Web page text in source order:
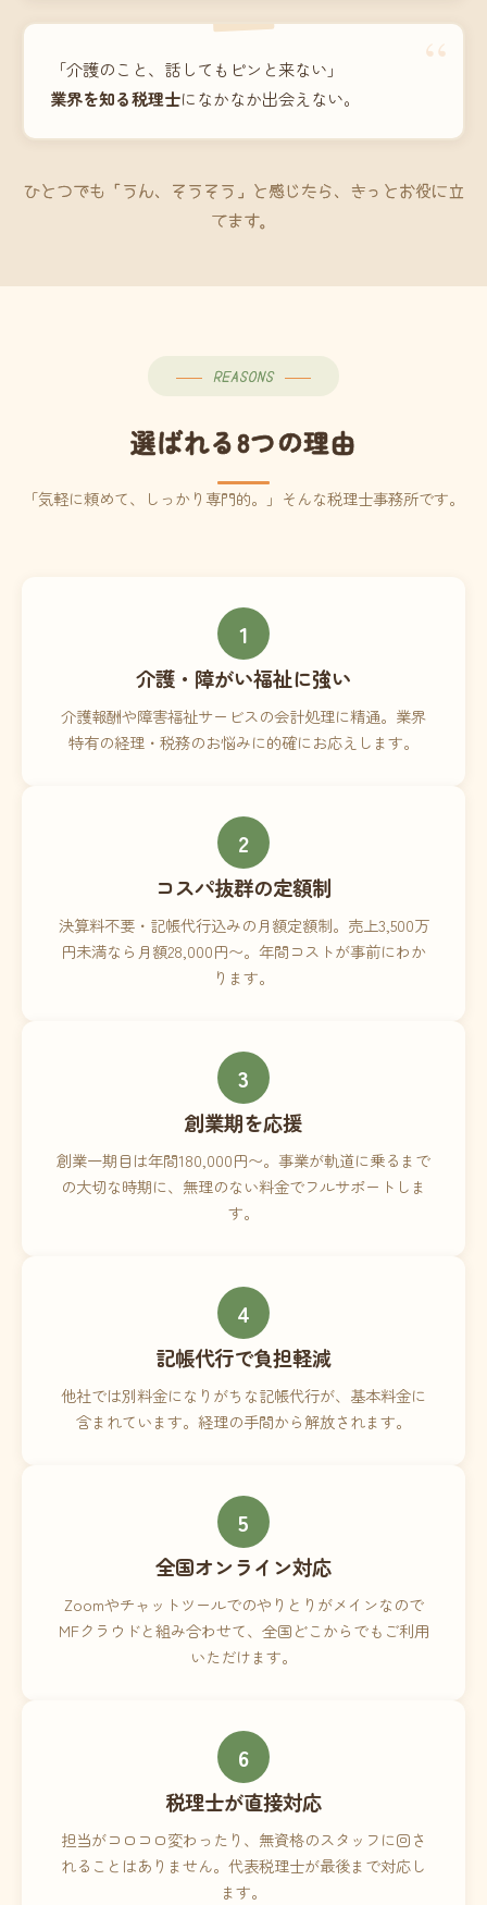
“
「介護のこと、話してもピンと来ない」
業界を知る税理士になかなか出会えない。
ひとつでも「うん、そうそう」と感じたら、きっとお役に立
てます。
REASONS
選ばれる8つの理由
「気軽に頼めて、しっかり専門的。」そんな税理士事務所です。
1
介護・障がい福祉に強い
介護報酬や障害福祉サービスの会計処理に精通。業界
特有の経理・税務のお悩みに的確にお応えします。
2
コスパ抜群の定額制
決算料不要・記帳代行込みの月額定額制。売上3,500万
円未満なら月額28,000円〜。年間コストが事前にわか
ります。
3
創業期を応援
創業一期目は年間180,000円〜。事業が軌道に乗るまで
の大切な時期に、無理のない料金でフルサポートしま
す。
4
記帳代行で負担軽減
他社では別料金になりがちな記帳代行が、基本料金に
含まれています。経理の手間から解放されます。
5
全国オンライン対応
Zoomやチャットツールでのやりとりがメインなので
MFクラウドと組み合わせて、全国どこからでもご利用
いただけます。
6
税理士が直接対応
担当がコロコロ変わったり、無資格のスタッフに回さ
れることはありません。代表税理士が最後まで対応し
ます。